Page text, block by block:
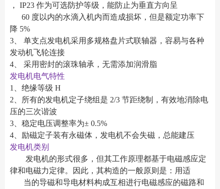
， IP23 作为可选防护等级，能防止为垂直方向呈
60 度以内的水滴入机内而造成损坏，但是额定功率下
降 5%
3、 单支点发电机采用多规格盘片式联轴器，容易与各种
发动机飞轮连接
4、 采用密封的滚珠轴承，无需添加润滑脂
发电机电气特性
1、绝缘等级 H
2、所有的发电机定子绕组是 2/3 节距绕制，有效地消除电
压的三次谐波
3、稳定电压调整率为± 0.5%
4、励磁定子装有永磁体，发电机不会失磁，总能建压
发电机类别
发电机的形式很多，但其工作原理都基于电磁感应定
律和电磁力定律。因此，其构造的一般原则是：用适
当的导磁和导电材料构成互相进行电磁感应的磁路和